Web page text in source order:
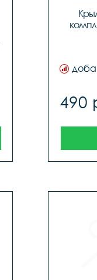
490